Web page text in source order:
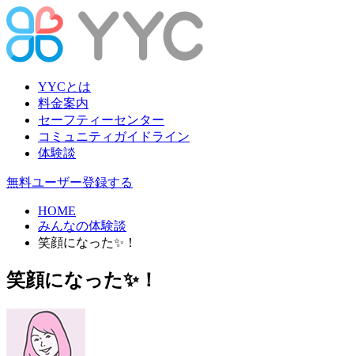
YYCとは
料金案内
セーフティーセンター
コミュニティガイドライン
体験談
無料ユーザー登録する
HOME
みんなの体験談
笑顔になった✨！
笑顔になった✨！